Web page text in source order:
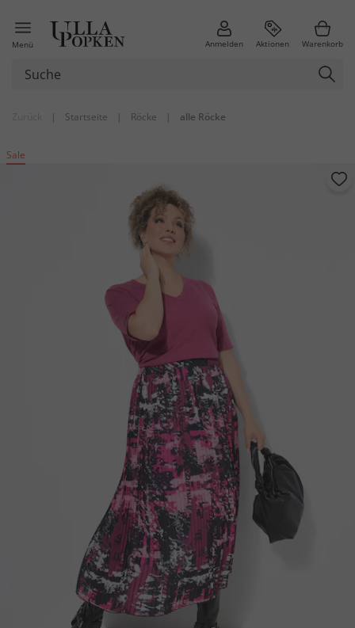
Menü Anmelden Aktionen Warenkorb
| Startseite | Röcke | alle Röcke
Sale